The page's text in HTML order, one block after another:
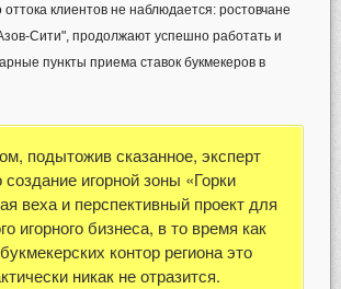
клиентов не наблюдается: ростовчане
Сити", продолжают успешно работать и
пункты приема ставок букмекеров в
подытожив сказанное, эксперт
игорной зоны «Горки
веха и перспективный проект для
игорного бизнеса, в то время как
контор региона это
никак не отразится.